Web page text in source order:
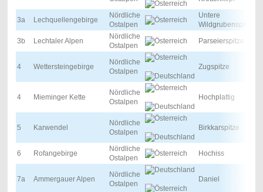
3a Lechquellengebirge
Nördliche
Ostalpen
Untere
Wildgrubenspitze
3b Lechtaler Alpen
Nördliche
Ostalpen
Parseierspitze
4 Wettersteingebirge
Nördliche
Ostalpen
Zugspitze
4 Mieminger Kette
Nördliche
Ostalpen
Hochplattig
5 Karwendel
Nördliche
Ostalpen
Birkkarspitze
6 Rofangebirge
Nördliche
Ostalpen
Hochiss
7a Ammergauer Alpen
Nördliche
Ostalpen
Daniel